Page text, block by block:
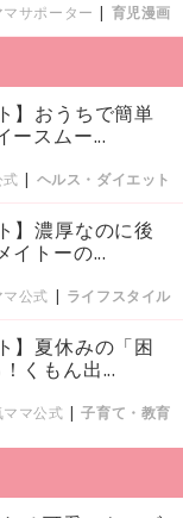
サポーター | 育児漫画
】おうちで簡単
ースムー...
式 | ヘルス・ダイエット
】濃厚なのに後
イトーの...
マ公式 | ライフスタイル
】夏休みの「困
くもん出...
ママ公式 |子育て・教育